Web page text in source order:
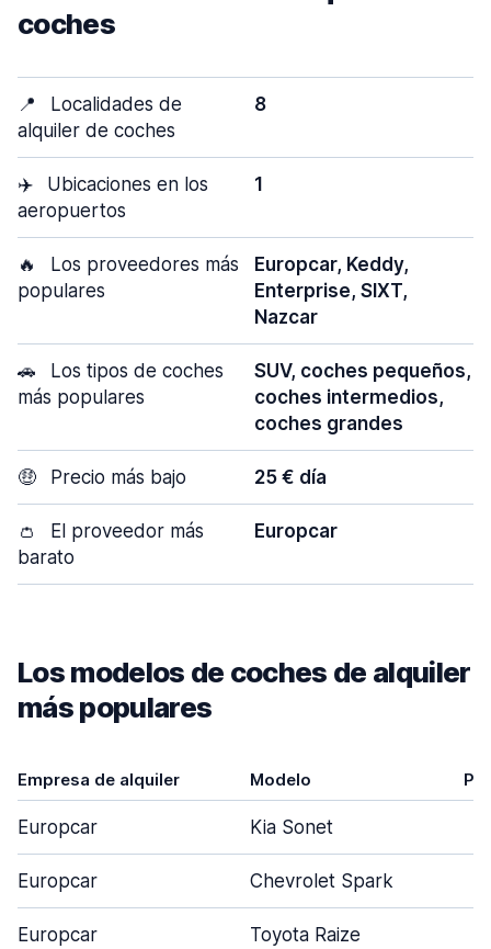
coches
📍
Localidades de
alquiler de coches
8
✈️
Ubicaciones en los
aeropuertos
1
🔥
Los proveedores más
populares
Europcar, Keddy,
Enterprise, SIXT,
Nazcar
🚗
Los tipos de coches
más populares
SUV, coches pequeños,
coches intermedios,
coches grandes
🤑 Precio más bajo 25 € día
👛
El proveedor más
barato
Europcar
Los modelos de coches de alquiler
más populares
Empresa de alquiler Modelo
Europcar Kia Sonet
Europcar Chevrolet Spark
Europcar Toyota Raize